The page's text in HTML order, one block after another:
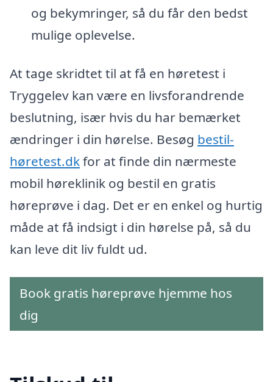
og bekymringer, så du får den bedst
mulige oplevelse.
At tage skridtet til at få en høretest i
Tryggelev kan være en livsforandrende
beslutning, især hvis du har bemærket
ændringer i din hørelse. Besøg bestil-
høretest.dkfor at finde din nærmeste
mobil høreklinik og bestil en gratis
høreprøve i dag. Det er en enkel og hurtig
måde at få indsigt i din hørelse på, så du
kan leve dit liv fuldt ud.
Book gratis høreprøve hjemme hos
dig